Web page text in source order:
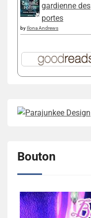
gardienne des
portes
by Ilona Andrews
Bouton